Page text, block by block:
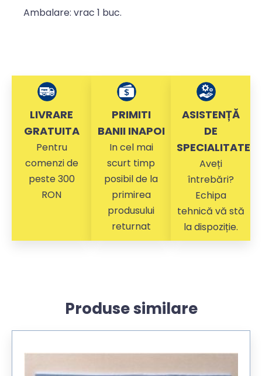
Ambalare: vrac 1 buc.
LIVRARE
GRATUITA
Pentru
comenzi de
peste 300
RON
PRIMITI
BANII INAPOI
In cel mai
scurt timp
posibil de la
primirea
produsului
returnat
ASISTENȚĂ
DE
SPECIALITATE
Aveți
întrebări?
Echipa
tehnică vă stă
la dispoziție.
Produse similare